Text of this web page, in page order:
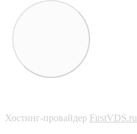
Хостинг-провайдер FirstVDS.ru